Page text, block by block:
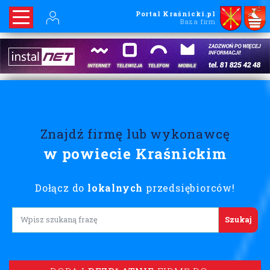
Portal Kraśnicki.pl
Baza firm
Znajdź firmę lub wykonawcę
w powiecie Kraśnickim
Dołącz do lokalnych przedsiębiorców!
Lorem ipsum